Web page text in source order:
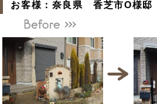
お客様：奈良県 香芝市O様邸